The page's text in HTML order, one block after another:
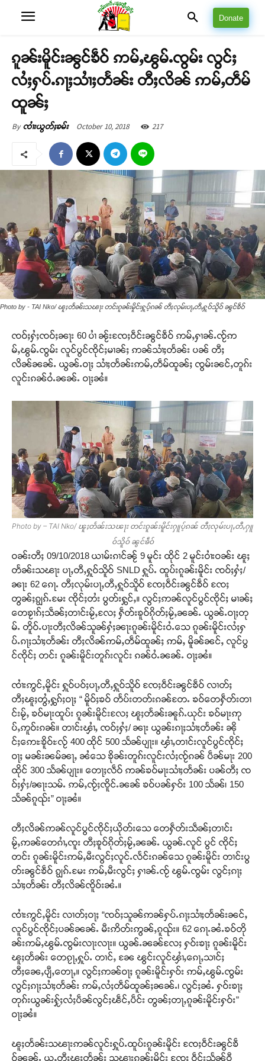
Donate
ၵူၼ်းမိူင်းၼွင်ၶဵဝ် ဢမ်ႇၽွမ်ႉၸွမ်း လွင်ႈ
လႆႈႁပ်ႉၵႃႈသၢႆႈတႅၼ်း တီႈလိၼ် ဢမ်ႇတဵမ်
ထူၼ်ႈ
By ၸၢႆးယွတ်ႈၶမ်း October 10, 2018 217
Photo by - TAI Nko/ ၽူႈတႅၼ်းသၽႃး တင်းၵူၼ်းမိူင်းႁူပ့်ၵၼ် တီႈလုမ်းပႃႇတီႇႁူဝ်သိူဝ် ၼွင်ၶဵဝ်
ၸဝ်ႈႁႆႈၸဝ်ႈၼႃး 60 ပၢႆ ၼႂ်းၸႄႈဝဵင်းၼွင်ၶဵဝ် ဢမ်ႇႁၢၼ်ႉၸႂ်ဢ
မ်ႇၽွမ်ႉၸွမ်း လူင်ပွင်ၸိုင်ႈမၢၼ်ႈ ဢၼ်သၢႆႈတႅၼ်း ပၼ် တီႈ
လိၼ်ၼၼ်ႉ ယွၼ်ႉဝႃႈ သၢႆႈတႅၼ်းဢမ်ႇတဵမ်ထူၼ်ႈ ၸွမ်းၼင်ႇတူၵ်း
လူင်းၵၼ်ဝႆႉၼၼ်ႉ ဝႃႈၼႆ။
Photo by – TAI Nko/ ၽူႈတႅၼ်းသၽႃး တင်းၵူၼ်းမိူင်းႁူပ့်ၵၼ် တီႈလုမ်းပႃႇတီႇႁူ
ဝ်သိူဝ် ၼွင်ၶဵဝ်
ဝၼ်းတီႈ 09/10/2018 ယၢမ်းၵၢင်ၼႂ် 9 မူင်း ထိုင် 2 မူင်းဝၢႆးဝၼ်း ၽူႈ
တႅၼ်းသၽႃး ပႃႇတီႇႁူဝ်သိူဝ် SNLD ႁူပ်ႉ ထူပ်းၵူၼ်းမိူင်း ၸဝ်ႈႁႆႈ/
ၼႃး 62 ၵေႃႉ တီႈလုမ်းပႃႇတီႇႁူဝ်သိူဝ် ၸႄႈဝဵင်းၼွင်ၶဵဝ် ၸႄႈ
တွၼ်ႈၵျွၵ်ႉမႄး ၸိုင်ႈတႆး ပွတ်းႁွင်ႇ။ လွင်ႈဢၼ်လူင်ပွင်ၸိုင်ႈ မၢၼ်ႈ
တေၶႂၢၵ်ႈသဵၼ်ႈတၢင်းမႂ်ႇလႄႈ ႁဵတ်းၶူဝ်ၵိုတ်ႈမႂ်ႇၼၼ်ႉ ယွၼ်ႉဝႃႈတု
မ်ႉ တိူဝ်ႉပႃးတီႈလိၼ်သူၼ်ႁႆႈၼႃးၵူၼ်းမိူင်းဝႆႉသေ ၵူၼ်းမိူင်းလႆႈႁ
ပ်ႉၵႃႈသၢႆႈတႅၼ်း တီႈလိၼ်ဢမ်ႇတဵမ်ထူၼ်ႈ ဢမ်ႇ မိူၼ်ၼင်ႇ လူင်ပွ
င်ၸိုင်ႈ တင်း ၵူၼ်းမိူင်းတူၵ်းလူင်း ၵၼ်ဝႆႉၼၼ်ႉ ဝႃႈၼႆ။
ၸၢႆးဢွင်ႇမိူင်း ႁူဝ်ပဝ်ႈပႃႇတီႇႁူဝ်သိူဝ် ၸႄႈဝဵင်းၼွင်ၶဵဝ် လၢတ်ႈ
တီႈၽူႈတွႆႇႁွၵ်ႈဝႃႈ “ မိူဝ်ႈၶဝ် တႅပ်းတတ်းၵၼ်တႄႉ ၶဝ်တေႁဵတ်းတၢ
င်းမႂ်ႇ ၶဝ်မႃးထူပ်း ၵူၼ်းမိူင်းလႄႈ ၽူႈတႅၼ်းၼူၵ်ႉယုင်း ၶဝ်မႃးဢု
ပ်ႇဢူဝ်းၵၼ်။ တၢင်းၾၢႆႇ ၸဝ်ႈႁႆႈ/ ၼႃး ယွၼ်းၵႃႈသၢႆႈတႅၼ်း ၼို
င်ႈဢေႊၶိူဝ်ႊလႂ် 400 ထိုင် 500 သႅၼ်ပျႃး။ ၾၢႆႇတၢင်းလူင်ပွင်ၸိုင်ႈ
ဝႃႈ မၼ်းၼမ်ၼႃႇ ၼႆသေ ၶိုၼ်းတူၵ်းလူင်းလႆႈၸႂ်ၵၼ် ပဵၼ်မႃး 200
ထိုင် 300 သႅၼ်ပျႃး။ တေႃႈလဵဝ် ဢၼ်ၶဝ်မႃးသၢႆႈတႅၼ်း ပၼ်တီႈ ၸ
ဝ်ႈႁႆႈ/ၼႃးသမ်ႉ ဢမ်ႇၸႂ်ႈၸိူင်ႉၼၼ် ၶဝ်ပၼ်ႁဝ်း 100 သႅၼ်၊ 150
သႅၼ်ၵူၺ်း” ဝႃႈၼႆ။
တီႈလိၼ်ဢၼ်လူင်ပွင်ၸိုင်ႈယိုတ်းသေ တေႁဵတ်းသဵၼ်ႈတၢင်း
မႂ်ႇဢၼ်တေၵၢႆႇၸူး တီႈၶူဝ်ၵိုတ်ႈမႂ်ႇၼၼ်ႉ ယွၼ်ႉလူင် ပွင် ၸိုင်ႈ
တင်း ၵူၼ်းမိူင်းဢမ်ႇမီးလွင်ႈလူင်ႉလႅင်းၵၼ်သေ ၵူၼ်းမိူင်း တၢင်းပွ
တ်းၼွင်ၶဵဝ် ၵျွၵ်ႉမႄး ဢမ်ႇမီးလွင်ႈ ႁၢၼ်ႉၸႂ် ၽွမ်ႉၸွမ်း လွင်ႈၵႃႈ
သၢႆႈတႅၼ်း တီႈလိၼ်ၸိူဝ်းၼႆႉ။
ၸၢႆးဢွင်ႇမိူင်း လၢတ်ႈဝႃႈ “ၸဝ်ႈသူၼ်ဢၼ်ႁပ်ႉၵႃႈသၢႆႈတႅၼ်းၼင်ႇ
လူင်ပွင်ၸိုင်ႈပၼ်ၼၼ်ႉ မီးဢိတ်းဢွၼ်ႇၵူၺ်း။ 62 ၵေႃႉၼႆႉၶဝ်တို
ၼ်းဢမ်ႇၽွမ်ႉၸွမ်းလႃးလႃး။ ယွၼ်ႉၼၼ်လႄႈ ႁဝ်းၶႃႈ ၵူၼ်းမိူင်း
ၽူႈတႅၼ်း တေၵႂႃႇႁူပ်ႉ တၢင်ႇ ၼႄ ၽွင်းလူင်ၾၢႆႇၵေႃႇသၢင်ႈ
တီႈၼေႇပျီႇတေႃႇ။ လွင်ႈဢၼ်ဝႃႈ ၵူၼ်းမိူင်းႁဝ်း ဢမ်ႇၽွမ်ႉၸွမ်း
လွင်ႈၵႃႈသၢႆႈတႅၼ်း ဢမ်ႇလႆႈတဵမ်ထူၼ်ႈၼၼ်ႉ၊ လွင်ႈၼႆႉ ႁဝ်းၶႃႈ
တုၵ်းယွၼ်းႁႂ်ႈလႆႈပဵၼ်လွင်ႈၽဵင်ႇပဵင်း တွၼ်ႈတႃႇၵူၼ်းမိူင်းႁဝ်း”
ဝႃႈၼႆ။
ၽူႈတႅၼ်းသၽႃးဢၼ်လူင်းႁူပ်ႉထူပ်းၵူၼ်းမိူင်း ၸႄႈဝဵင်းၼွင်ၶဵ
ဝ်ၼၼ်ႉ ယူႇတီႈၽူႈတႅၼ်း သၽႃးၵူၼ်းမိူင်း ၸႄႈ ဝဵင်းသႅၼ်ဝီ